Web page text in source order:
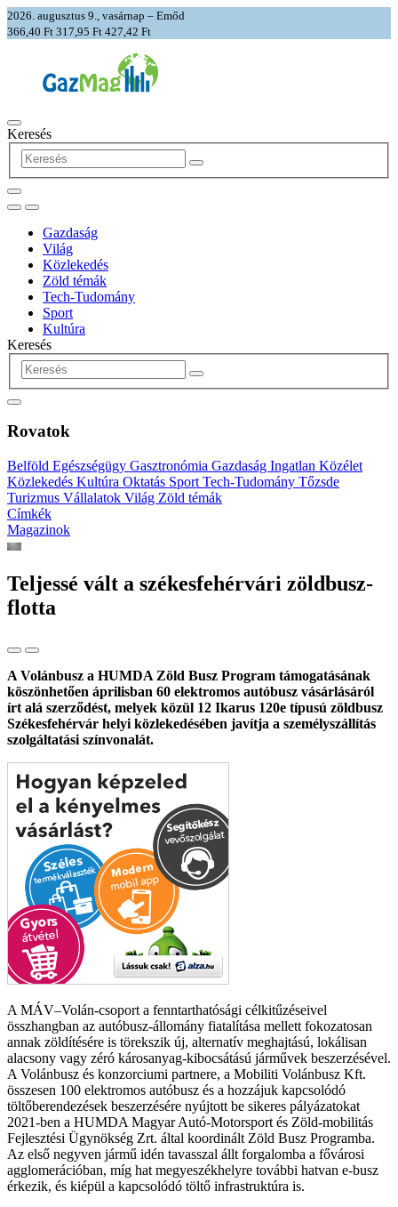
2026. augusztus 9., vasárnap – Emőd
366,40 Ft 317,95 Ft 427,42 Ft
Keresés
Gazdaság
Világ
Közlekedés
Zöld témák
Tech-Tudomány
Sport
Kultúra
Keresés
Rovatok
Belföld Egészségügy Gasztronómia Gazdaság Ingatlan Közélet
Közlekedés Kultúra Oktatás Sport Tech-Tudomány Tőzsde
Turizmus Vállalatok Világ Zöld témák
Címkék
Magazinok
Teljessé vált a székesfehérvári zöldbusz-
flotta
A Volánbusz a HUMDA Zöld Busz Program támogatásának
köszönhetően áprilisban 60 elektromos autóbusz vásárlásáról
írt alá szerződést, melyek közül 12 Ikarus 120e típusú zöldbusz
Székesfehérvár helyi közlekedésében javítja a személyszállítás
szolgáltatási színvonalát.
A MÁV–Volán-csoport a fenntarthatósági célkitűzéseivel
összhangban az autóbusz-állomány fiatalítása mellett fokozatosan
annak zöldítésére is törekszik új, alternatív meghajtású, lokálisan
alacsony vagy zéró károsanyag-kibocsátású járművek beszerzésével.
A Volánbusz és konzorciumi partnere, a Mobiliti Volánbusz Kft.
összesen 100 elektromos autóbusz és a hozzájuk kapcsolódó
töltőberendezések beszerzésére nyújtott be sikeres pályázatokat
2021-ben a HUMDA Magyar Autó-Motorsport és Zöld-mobilitás
Fejlesztési Ügynökség Zrt. által koordinált Zöld Busz Programba.
Az első negyven jármű idén tavasszal állt forgalomba a fővárosi
agglomerációban, míg hat megyeszékhelyre további hatvan e-busz
érkezik, és kiépül a kapcsolódó töltő infrastruktúra is.